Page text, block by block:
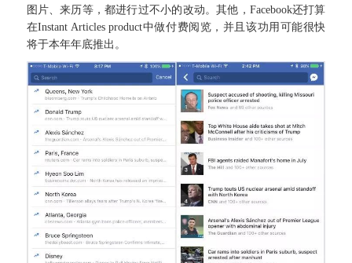
图片、来历等，都进行过不小的改动。其他，Facebook还打算
在Instant Articles product中做付费阅览，并且该功用可能很快
将于本年年底推出。